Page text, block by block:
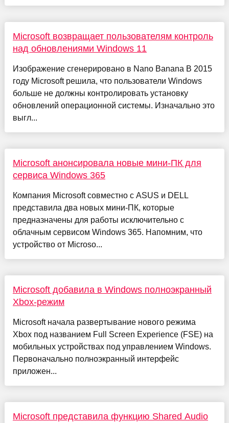
Microsoft возвращает пользователям контроль
над обновлениями Windows 11
Изображение сгенерировано в Nano Banana В 2015
году Microsoft решила, что пользователи Windows
больше не должны контролировать установку
обновлений операционной системы. Изначально это
выгл...
Microsoft анонсировала новые мини-ПК для
сервиса Windows 365
Компания Microsoft совместно с ASUS и DELL
представила два новых мини-ПК, которые
предназначены для работы исключительно с
облачным сервисом Windows 365. Напомним, что
устройство от Microso...
Microsoft добавила в Windows полноэкранный
Xbox-режим
Microsoft начала развертывание нового режима
Xbox под названием Full Screen Experience (FSE) на
мобильных устройствах под управлением Windows.
Первоначально полноэкранный интерфейс
приложен...
Microsoft представила функцию Shared Audio